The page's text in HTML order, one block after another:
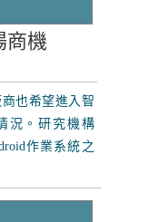
商機
也希望進入智
況。研究機構
作業系統之